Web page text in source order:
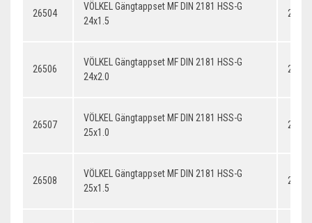
26504
VÖLKEL Gängtappset MF DIN 2181 HSS-G
24x1.5
26506
VÖLKEL Gängtappset MF DIN 2181 HSS-G
24x2.0
26507
VÖLKEL Gängtappset MF DIN 2181 HSS-G
25x1.0
26508
VÖLKEL Gängtappset MF DIN 2181 HSS-G
25x1.5